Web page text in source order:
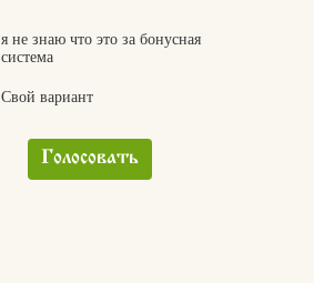
я не знаю что это за бонусная
система
Свой вариант
Голосовать